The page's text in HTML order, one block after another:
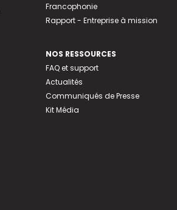
Francophonie
Rapport - Entreprise à mission
NOS RESSOURCES
FAQ et support
Actualités
Communiqués de Presse
Kit Média